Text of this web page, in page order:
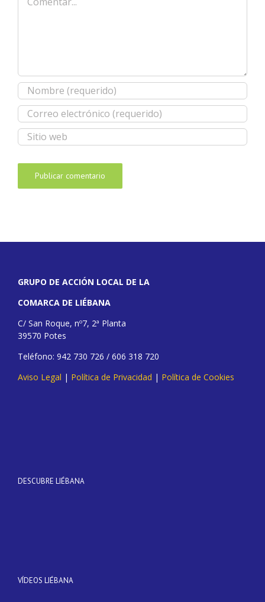
GRUPO DE ACCIÓN LOCAL DE LA
COMARCA DE LIÉBANA
C/ San Roque, nº7, 2ª Planta
39570 Potes
Teléfono: 942 730 726 / 606 318 720
Aviso Legal | Política de Privacidad | Política de Cookies
DESCUBRE LIÉBANA
VÍDEOS LIÉBANA